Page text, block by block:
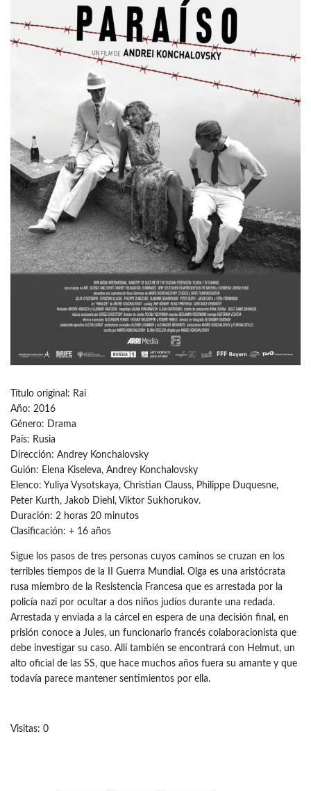
Título original: Rai
Año: 2016
Género: Drama
País: Rusia
Dirección: Andrey Konchalovsky
Guión: Elena Kiseleva, Andrey Konchalovsky
Elenco: Yuliya Vysotskaya, Christian Clauss, Philippe Duquesne,
Peter Kurth, Jakob Diehl, Viktor Sukhorukov.
Duración: 2 horas 20 minutos
Clasificación: + 16 años
Sigue los pasos de tres personas cuyos caminos se cruzan en los
terribles tiempos de la II Guerra Mundial. Olga es una aristócrata
rusa miembro de la Resistencia Francesa que es arrestada por la
policía nazi por ocultar a dos niños judíos durante una redada.
Arrestada y enviada a la cárcel en espera de una decisión final, en
prisión conoce a Jules, un funcionario francés colaboracionista que
debe investigar su caso. Allí también se encontrará con Helmut, un
alto oficial de las SS, que hace muchos años fuera su amante y que
todavía parece mantener sentimientos por ella.
Visitas: 0